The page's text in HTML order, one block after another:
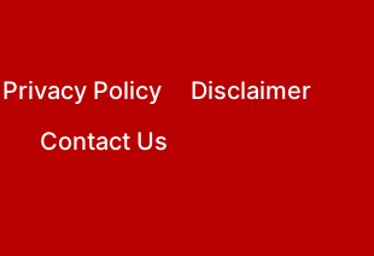
Privacy Policy
Disclaimer
Contact Us